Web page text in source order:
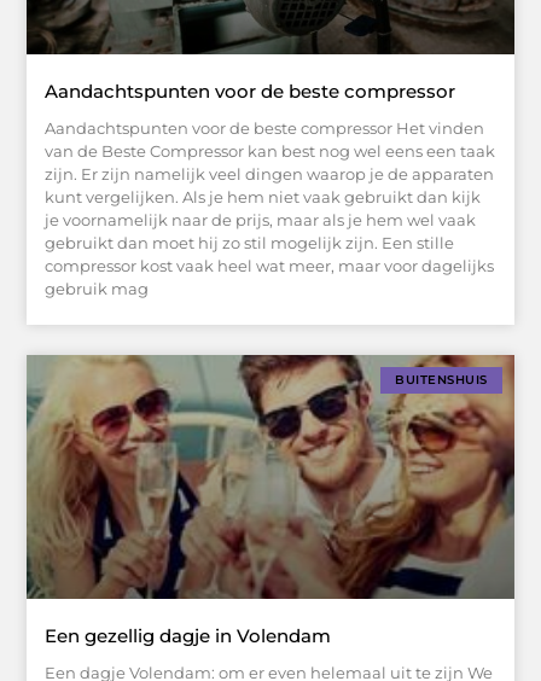
Aandachtspunten voor de beste compressor
Aandachtspunten voor de beste compressor Het vinden
van de Beste Compressor kan best nog wel eens een taak
zijn. Er zijn namelijk veel dingen waarop je de apparaten
kunt vergelijken. Als je hem niet vaak gebruikt dan kijk
je voornamelijk naar de prijs, maar als je hem wel vaak
gebruikt dan moet hij zo stil mogelijk zijn. Een stille
compressor kost vaak heel wat meer, maar voor dagelijks
gebruik mag
BUITENSHUIS
Een gezellig dagje in Volendam
Een dagje Volendam: om er even helemaal uit te zijn We